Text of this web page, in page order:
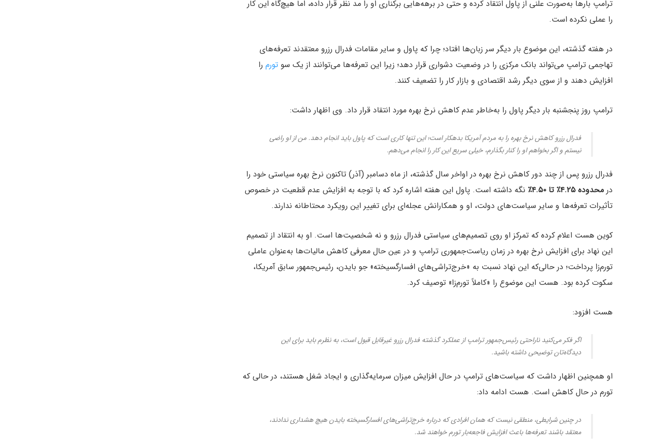
ترامپ بارها به‌صورت علنی از پاول انتقاد کرده و حتی در برهه‌هایی برکناری او را مد نظر قرار داده، اما هیچ‌گاه این کار
را عملی نکرده است.
در هفته گذشته، این موضوع بار دیگر سر زبان‌ها افتاد؛ چرا که پاول و سایر مقامات فدرال رزرو معتقدند تعرفه‌های
تهاجمی ترامپ می‌تواند بانک مرکزی را در وضعیت دشواری قرار دهد؛ زیرا این تعرفه‌ها می‌توانند از یک سو تورم را
افزایش دهند و از سوی دیگر رشد اقتصادی و بازار کار را تضعیف کنند.
ترامپ روز پنجشنبه بار دیگر پاول را به‌خاطر عدم کاهش نرخ بهره مورد انتقاد قرار داد. وی اظهار داشت:
فدرال رزرو کاهش نرخ بهره را به مردم آمریکا بدهکار است؛ این تنها کاری است که پاول باید انجام دهد. من از او راضی
نیستم و اگر بخواهم او را کنار بگذارم، خیلی سریع این کار را انجام می‌دهم.
فدرال رزرو پس از چند دور کاهش نرخ بهره در اواخر سال گذشته، از ماه دسامبر (آذر) تاکنون نرخ بهره سیاستی خود را
در محدوده ۴.۲۵٪ تا ۴.۵۰٪
نگه داشته است. پاول این هفته اشاره کرد که با توجه به افزایش عدم قطعیت در خصوص
تأثیرات تعرفه‌ها و سایر سیاست‌های دولت، او و همکارانش عجله‌ای برای تغییر این رویکرد محتاطانه ندارند.
کوین هست اعلام کرده که تمرکز او روی تصمیم‌های سیاستی فدرال رزرو و نه شخصیت‌ها است. او به انتقاد از تصمیم
این نهاد برای افزایش نرخ بهره در زمان ریاست‌جمهوری ترامپ و در عین حال معرفی کاهش مالیات‌ها به‌عنوان عاملی
تورم‌زا پرداخت؛ در حالی‌که این نهاد نسبت به «خرج‌تراشی‌های افسارگسیخته» جو بایدن، رئیس‌جمهور سابق آمریکا،
سکوت کرده‌ بود. هست این موضوع را «کاملاً تورم‌زا» توصیف کرد.
هست افزود:
اگر فکر می‌کنید ناراحتی رئیس‌جمهور ترامپ از عملکرد گذشته فدرال رزرو غیرقابل قبول است، به نظرم باید برای این
دیدگاه‌تان توضیحی داشته باشید.
او همچنین اظهار داشت که سیاست‌های ترامپ در حال افزایش میزان سرمایه‌گذاری و ایجاد شغل هستند، در حالی که
تورم در حال کاهش است. هست ادامه داد:
در چنین شرایطی، منطقی نیست که همان افرادی که درباره خرج‌تراشی‌های افسارگسیخته بایدن هیچ هشداری ندادند،
معتقد باشند تعرفه‌ها باعث افزایش فاجعه‌بار تورم خواهند شد.